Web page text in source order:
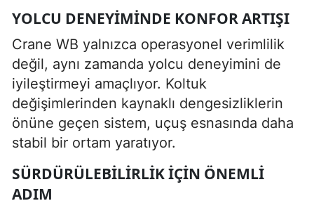
YOLCU DENEYIMINDE KONFOR ARTIŞI
Crane WB yalnızca operasyonel verimlilik
değil, aynı zamanda yolcu deneyimini de
iyileştirmeyi amaçlıyor. Koltuk
değişimlerinden kaynaklı dengesizliklerin
önüne geçen sistem, uçuş esnasında daha
stabil bir ortam yaratıyor.
SÜRDÜRÜLEBILIRLIK İÇIN ÖNEMLI
ADIM